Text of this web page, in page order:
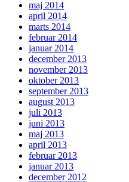
maj 2014
april 2014
marts 2014
februar 2014
januar 2014
december 2013
november 2013
oktober 2013
september 2013
august 2013
juli 2013
juni 2013
maj 2013
april 2013
februar 2013
januar 2013
december 2012